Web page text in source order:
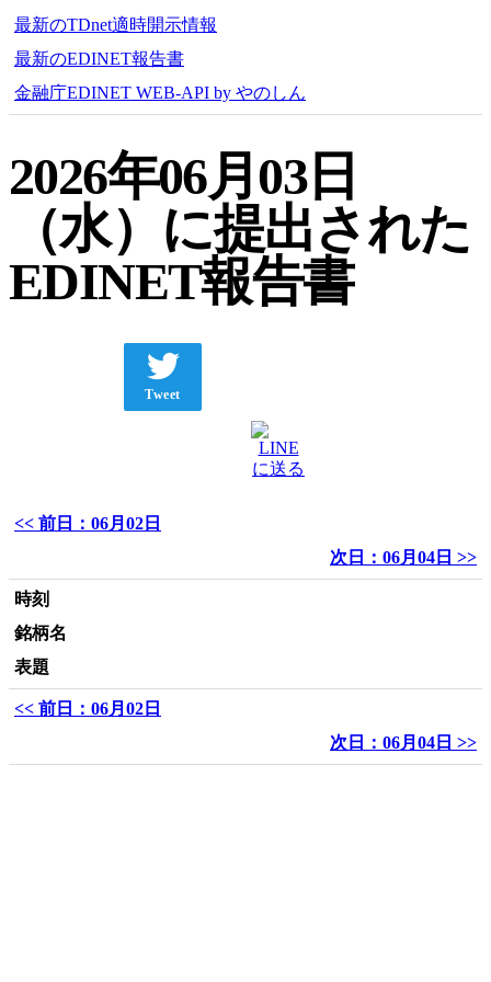
最新のTDnet適時開示情報
最新のEDINET報告書
金融庁EDINET WEB-API by やのしん
2026年06月03日
（水）に提出された
EDINET報告書
Tweet
<< 前日：06月02日
次日：06月04日 >>
時刻
銘柄名
表題
<< 前日：06月02日
次日：06月04日 >>